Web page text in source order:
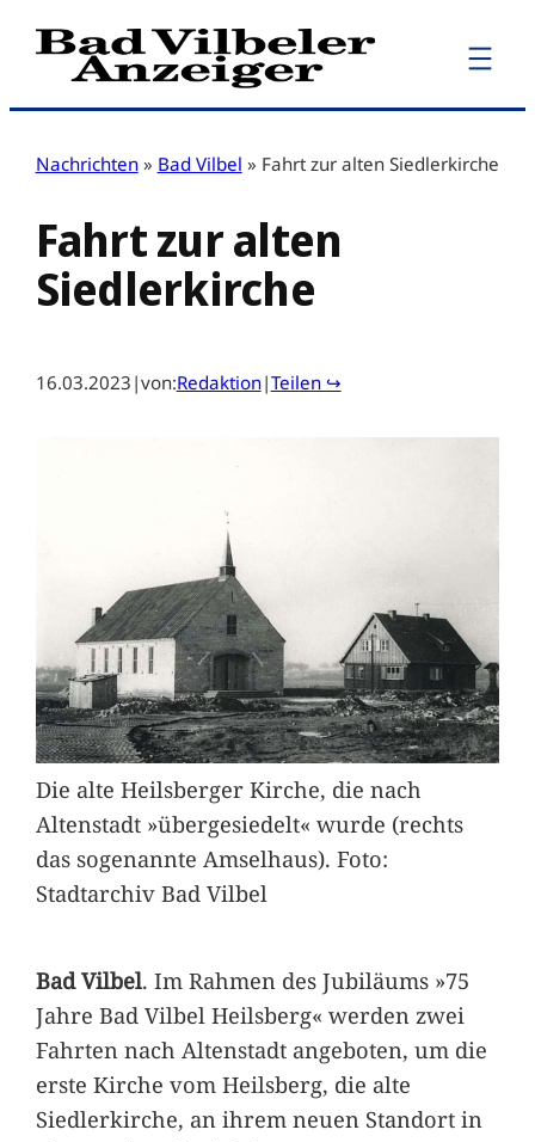
Zum
Inhalt
Nachrichten » Bad Vilbel » Fahrt zur alten Siedlerkirche
Fahrt zur alten
Siedlerkirche
16.03.2023 |von:Redaktion|Teilen ↪
Die alte Heilsberger Kirche, die nach
Altenstadt »übergesiedelt« wurde (rechts
das sogenannte Amselhaus). Foto:
Stadtarchiv Bad Vilbel
Bad Vilbel. Im Rahmen des Jubiläums »75
Jahre Bad Vilbel Heilsberg« werden zwei
Fahrten nach Altenstadt angeboten, um die
erste Kirche vom Heilsberg, die alte
Siedlerkirche, an ihrem neuen Standort in